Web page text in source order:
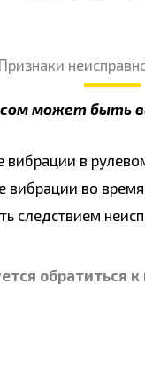
Признаки
может быть
в
вибрации во
следствием